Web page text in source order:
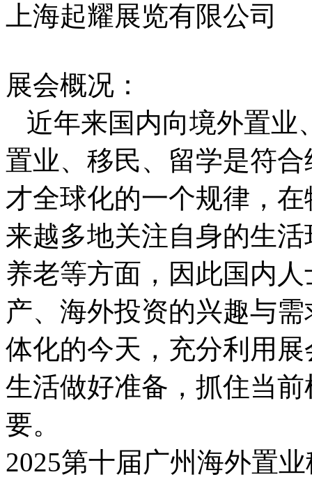
上海起耀展览有限公司
展会概况：
近年来国内向境外置业
置业、移民、留学是符
才全球化的一个规律，
来越多地关注自身的生
养老等方面，因此国内
产、海外投资的兴趣与
体化的今天，充分利用
生活做好准备，抓住当
要。
2025第十届广州海外置